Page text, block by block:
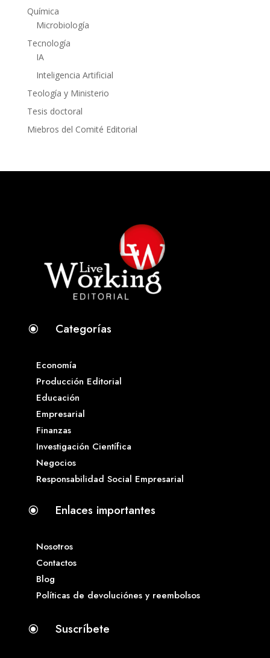
Química
Microbiología
Tecnología
IA
Inteligencia Artificial
Teología y Ministerio
Tesis doctoral
Miebros del Comité Editorial
\ Categorías
Economía
Producción Editorial
Educación
Empresarial
Finanzas
Investigación Científica
Negocios
Responsabilidad Social Empresarial
\ Enlaces importantes
Nosotros
Contactos
Blog
Políticas de devoluciónes y reembolsos
\ Suscríbete